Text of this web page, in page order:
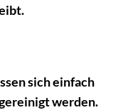
sich einfach
werden.